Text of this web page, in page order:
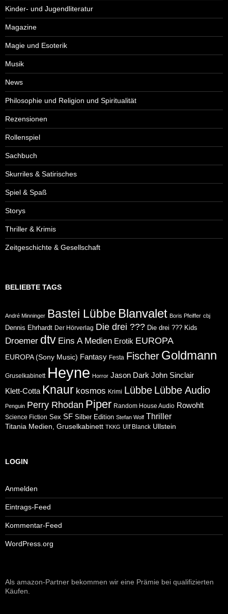
Kinder- und Jugendliteratur
Magazine
Magie und Esoterik
Musik
News
Philosophie und Religion und Spiritualität
Rezensionen
Rollenspiel
Sachbuch
Skurriles & Satirisches
Spiel & Spaß
Storys
Thriller & Krimis
Zeitgeschichte & Gesellschaft
BELIEBTE TAGS
André Minninger Bastei Lübbe Blanvalet Boris Pfeiffer cbj
Dennis Ehrhardt Der Hörverlag Die drei ??? Die drei ??? Kids
Droemer dtv Eins A Medien Erotik EUROPA
EUROPA (Sony Music) Fantasy Festa Fischer Goldmann
Gruselkabinett Heyne Horror Jason Dark John Sinclair
Klett-Cotta Knaur kosmos Krimi Lübbe Lübbe Audio
Penguin Perry Rhodan Piper Random House Audio Rowohlt
Science Fiction Sex SF Silber Edition Stefan Wolf Thriller
Titania Medien, Gruselkabinett TKKG Ulf Blanck Ullstein
LOGIN
Anmelden
Eintrags-Feed
Kommentar-Feed
WordPress.org
Als amazon-Partner bekommen wir eine Prämie bei qualifizierten
Käufen.